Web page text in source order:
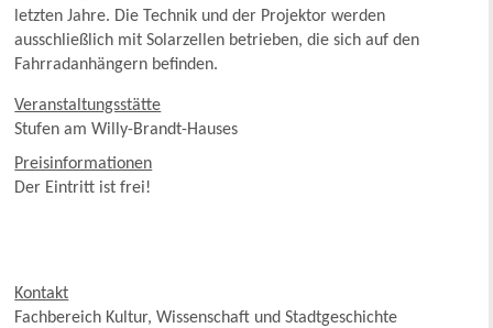
letzten Jahre. Die Technik und der Projektor werden
ausschließlich mit Solarzellen betrieben, die sich auf den
Fahrradanhängern befinden.
Veranstaltungsstätte
Stufen am Willy-Brandt-Hauses
Preisinformationen
Der Eintritt ist frei!
Kontakt
Fachbereich Kultur, Wissenschaft und Stadtgeschichte